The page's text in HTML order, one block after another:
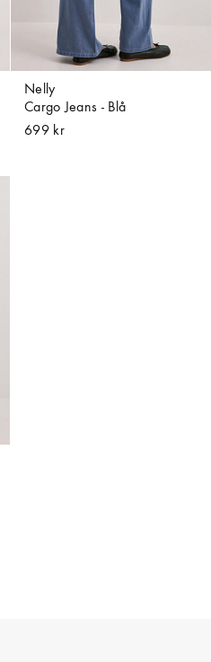
Nelly
Cargo Jeans - Blå
699 kr